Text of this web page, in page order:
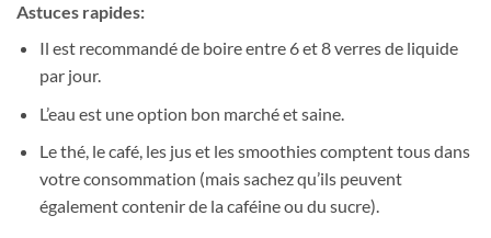
Astuces rapides:
Il est recommandé de boire entre 6 et 8 verres de liquide
par jour.
L’eau est une option bon marché et saine.
Le thé, le café, les jus et les smoothies comptent tous dans
votre consommation (mais sachez qu’ils peuvent
également contenir de la caféine ou du sucre).